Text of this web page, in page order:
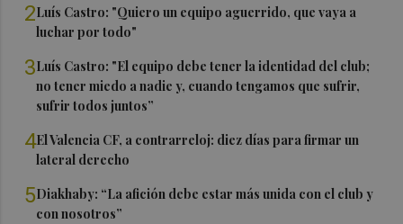
2Luís Castro: "Quiero un equipo aguerrido, que vaya a
luchar por todo"
3Luís Castro: "El equipo debe tener la identidad del club;
no tener miedo a nadie y, cuando tengamos que sufrir,
sufrir todos juntos”
4El Valencia CF, a contrarreloj: diez días para firmar un
lateral derecho
5Diakhaby: “La afición debe estar más unida con el club y
con nosotros”